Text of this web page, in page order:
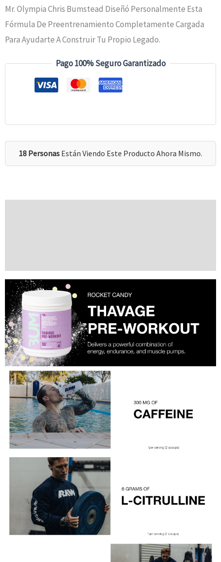
Mr. Olympia Chris Bumstead Diseñó Personalmente Esta
Fórmula De Preentrenamiento Completamente Cargada
Para Ayudarte A Construir Tu Propio Legado.
Pago 100% Seguro Garantizado
18 Personas Están Viendo Este Producto Ahora Mismo.